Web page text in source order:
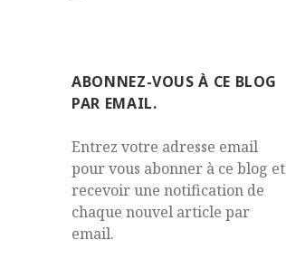
ABONNEZ-VOUS À CE BLOG
PAR EMAIL.
Entrez votre adresse email
pour vous abonner à ce blog et
recevoir une notification de
chaque nouvel article par
email.